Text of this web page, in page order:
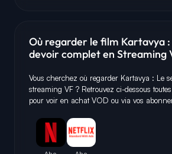
Où regarder le film Kartavya :
devoir complet en Streaming
Vous cherchez où regarder Kartavya : Le
streaming VF ? Retrouvez ci-dessous
pour voir en achat VOD ou via vos